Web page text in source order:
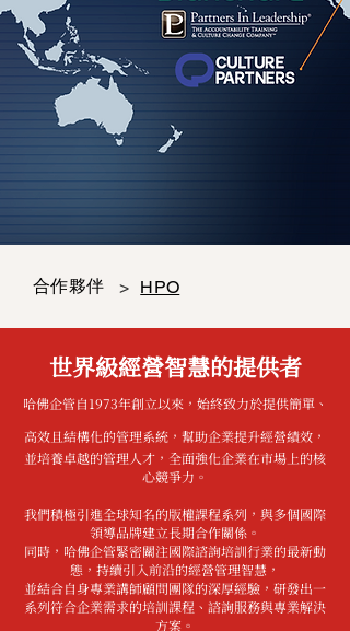
合作夥伴 > HPO
​世界級經營智慧的提供者
哈佛企管自1973年創立以來，始終致力於提供簡單、
高效且結構化的管理系統，幫助企業提升經營績效，
並培養卓越的管理人才，全面強化企業在市場上的核
心競爭力。
我們積極引進全球知名的版權課程系列，與多個國際
領導品牌建立長期合作關係。
同時，哈佛企管緊密關注國際諮詢培訓行業的最新動
態，持續引入前沿的經營管理智慧，
並結合自身專業講師顧問團隊的深厚經驗，研發出一
系列符合企業需求的培訓課程、諮詢服務與專業解決
方案。